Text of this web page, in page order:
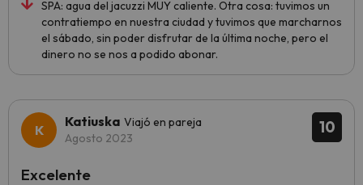
SPA: agua del jacuzzi MUY caliente. Otra cosa: tuvimos un
contratiempo en nuestra ciudad y tuvimos que marcharnos
el sábado, sin poder disfrutar de la última noche, pero el
dinero no se nos a podido abonar.
10
Katiuska Viajó en pareja
Agosto 2023
Excelente